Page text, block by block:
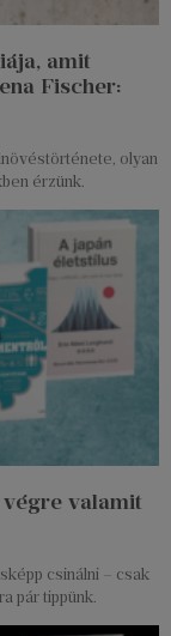
amit
Fischer:
olyan
érzünk.
valamit
csinálni – csak
pár tippünk.